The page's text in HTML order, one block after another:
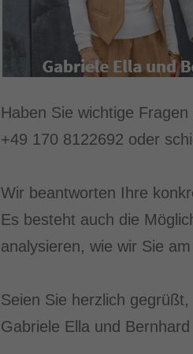
Haben Sie wichtige
+49 170 8122692 oder
Wir beantworten Ihre
Es besteht auch die
analysieren, wie wir Sie
Seien Sie herzlich gegrüßt,
Gabriele Ella und